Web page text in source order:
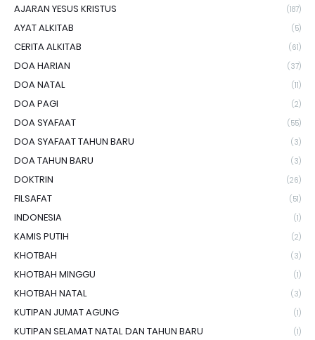
AJARAN YESUS KRISTUS (187)
AYAT ALKITAB (5)
CERITA ALKITAB (61)
DOA HARIAN (37)
DOA NATAL (11)
DOA PAGI (2)
DOA SYAFAAT (55)
DOA SYAFAAT TAHUN BARU (3)
DOA TAHUN BARU (3)
DOKTRIN (26)
FILSAFAT (51)
INDONESIA (1)
KAMIS PUTIH (2)
KHOTBAH (3)
KHOTBAH MINGGU (1)
KHOTBAH NATAL (3)
KUTIPAN JUMAT AGUNG (1)
KUTIPAN SELAMAT NATAL DAN TAHUN BARU (1)